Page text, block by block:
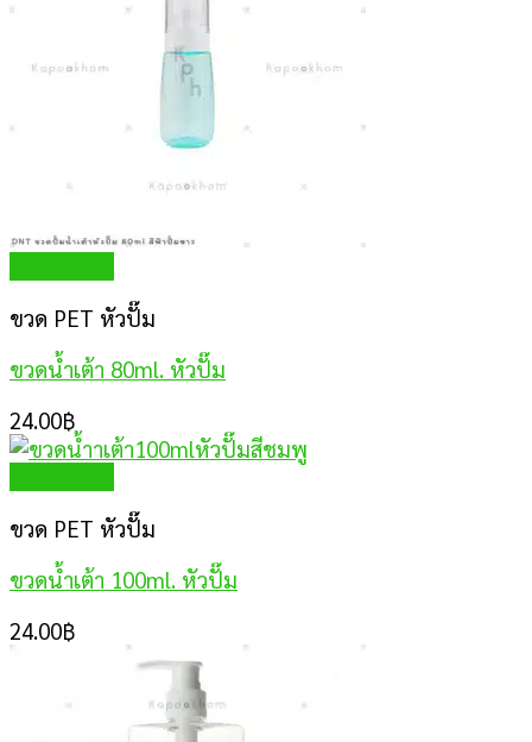
ขวด PET หัวปั๊ม
ขวดน้ำเต้า 80ml. หัวปั๊ม
24.00฿
ขวด PET หัวปั๊ม
ขวดน้ำเต้า 100ml. หัวปั๊ม
24.00฿